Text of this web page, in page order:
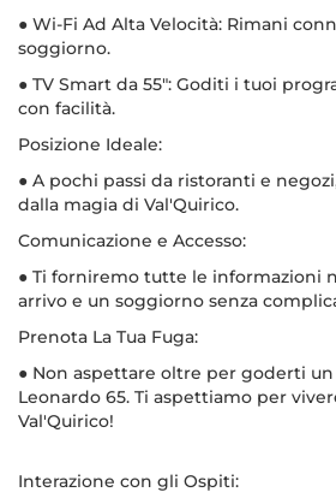
● Wi-Fi Ad Alta Velocità: Rimani
soggiorno.
● TV Smart da 55": Goditi i tuoi
con facilità.
Posizione Ideale:
● A pochi passi da ristoranti e
dalla magia di Val'Quirico.
Comunicazione e Accesso:
● Ti forniremo tutte le informazioni
arrivo e un soggiorno senza
Prenota La Tua Fuga:
● Non aspettare oltre per goderti
Leonardo 65. Ti aspettiamo per
Val'Quirico!
Interazione con gli Ospiti: